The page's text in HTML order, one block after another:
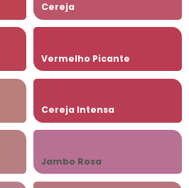
Cereja
Vermelho Picante
Cereja Intensa
Jambo Rosa